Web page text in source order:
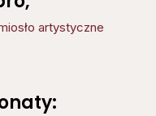
artystyczne